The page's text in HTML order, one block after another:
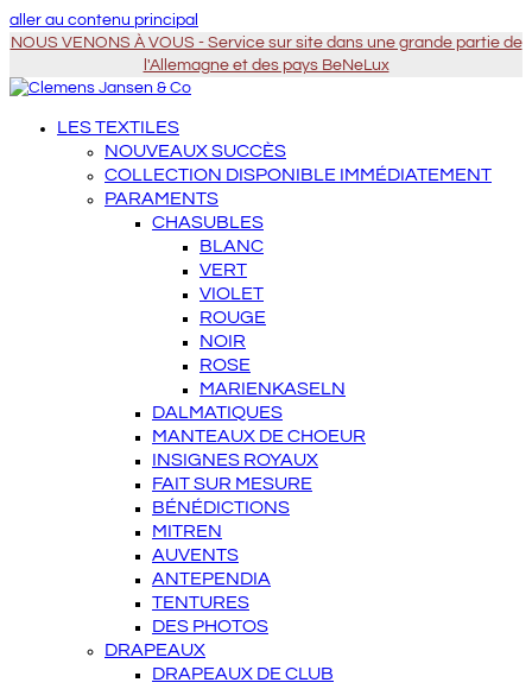
aller au contenu principal
NOUS VENONS À VOUS - Service sur site dans une grande partie de
l'Allemagne et des pays BeNeLux
LES TEXTILES
NOUVEAUX SUCCÈS
COLLECTION DISPONIBLE IMMÉDIATEMENT
PARAMENTS
CHASUBLES
BLANC
VERT
VIOLET
ROUGE
NOIR
ROSE
MARIENKASELN
DALMATIQUES
MANTEAUX DE CHOEUR
INSIGNES ROYAUX
FAIT SUR MESURE
BÉNÉDICTIONS
MITREN
AUVENTS
ANTEPENDIA
TENTURES
DES PHOTOS
DRAPEAUX
DRAPEAUX DE CLUB